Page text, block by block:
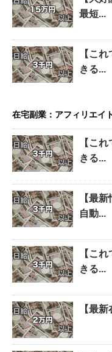
最短...
【こ
きる...
在宅副業：アフィリエイ
【こ
きる...
【最
自動...
【こ
きる...
【最